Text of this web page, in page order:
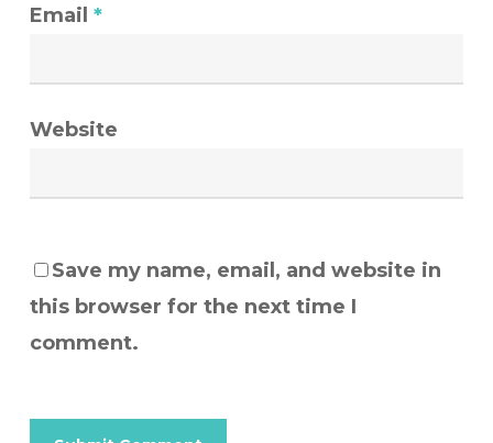
Email *
Website
Save my name, email, and website in
this browser for the next time I
comment.